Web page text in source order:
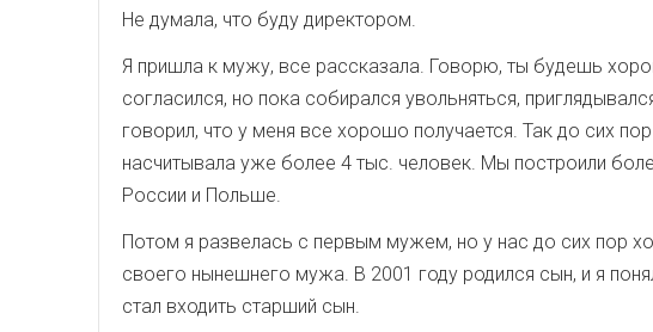
Не думала, что буду директором.
Я пришла к мужу, все рассказала. Говорю, ты будешь
согласился, но пока собирался увольняться,
говорил, что у меня все хорошо получается. Так до сих
насчитывала уже более 4 тыс. человек. Мы построили
России и Польше.
Потом я развелась с первым мужем, но у нас до сих пор
своего нынешнего мужа. В 2001 году родился сын, и я
стал входить старший сын.